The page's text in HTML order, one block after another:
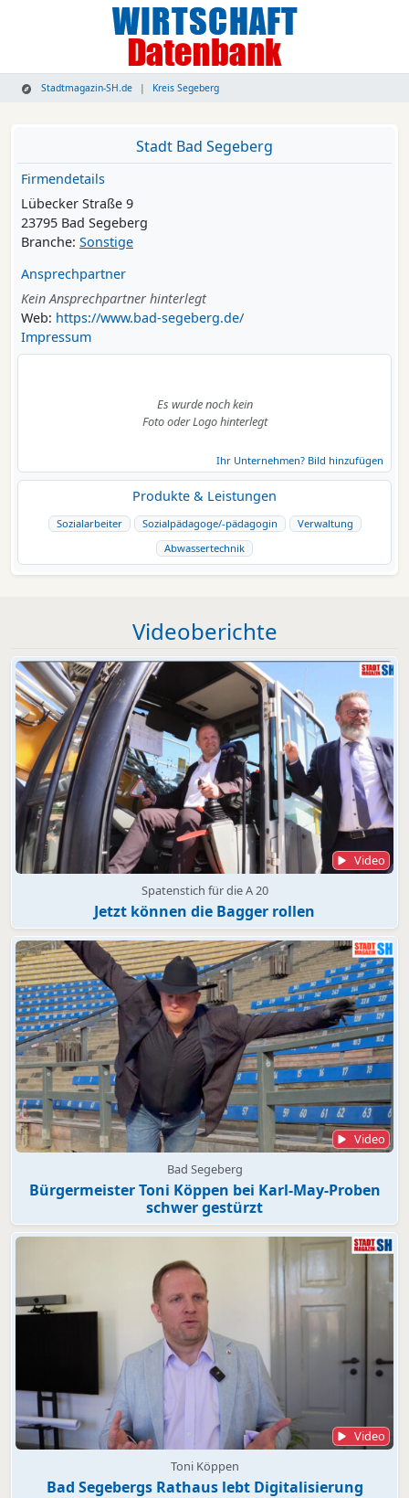
Stadtmagazin-SH.de Kreis Segeberg
Stadt Bad Segeberg
Firmendetails
Lübecker Straße 9
23795 Bad Segeberg
Branche: Sonstige
Ansprechpartner
Kein Ansprechpartner hinterlegt
Web: https://www.bad-segeberg.de/
Impressum
Es wurde noch kein
Foto oder Logo hinterlegt
Ihr Unternehmen? Bild hinzufügen
Produkte & Leistungen
Sozialarbeiter Sozialpädagoge/-pädagogin
Verwaltung
Abwassertechnik
Videoberichte
Video
Spatenstich für die A 20
Jetzt können die Bagger rollen
Video
Bad Segeberg
Bürgermeister Toni Köppen bei Karl-May-Proben
schwer gestürzt
Video
Toni Köppen
Bad Segebergs Rathaus lebt Digitalisierung